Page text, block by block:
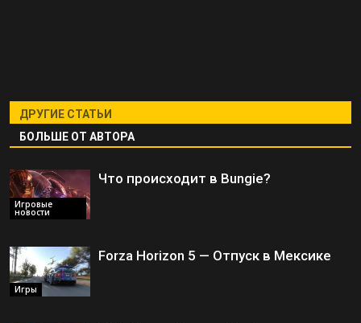
ДРУГИЕ СТАТЬИ
БОЛЬШЕ ОТ АВТОРА
Игровые
новости
Что происходит в Bungie?
Игры
Forza Horizon 5 — Отпуск в Мексике